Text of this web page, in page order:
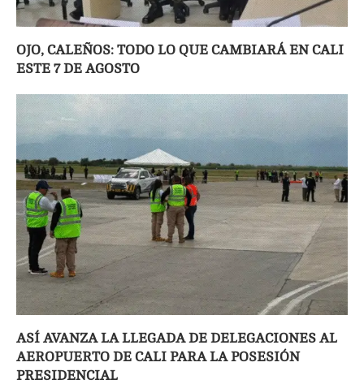
OJO, CALEÑOS: TODO LO QUE CAMBIARÁ EN CALI
ESTE 7 DE AGOSTO
ASÍ AVANZA LA LLEGADA DE DELEGACIONES AL
AEROPUERTO DE CALI PARA LA POSESIÓN
PRESIDENCIAL